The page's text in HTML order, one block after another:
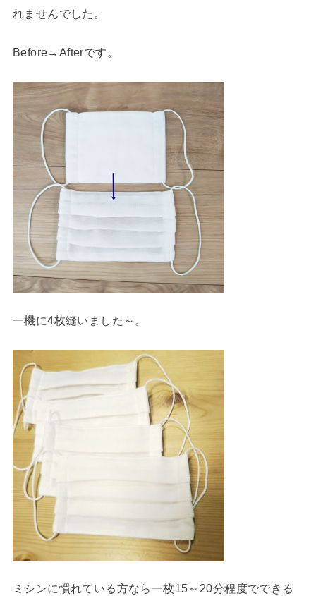
れませんでした。
Before→Afterです。
一機に4枚縫いました～。
ミシンに慣れている方なら一枚15～20分程度でできる